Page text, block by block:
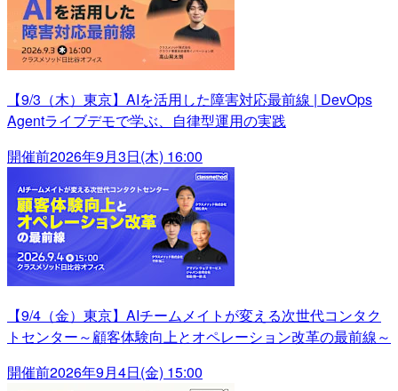
【9/3（木）東京】AIを活用した障害対応最前線 | DevOps
Agentライブデモで学ぶ、自律型運用の実践
開催前2026年9月3日(木) 16:00
【9/4（金）東京】AIチームメイトが変える次世代コンタク
トセンター～顧客体験向上とオペレーション改革の最前線～
開催前2026年9月4日(金) 15:00